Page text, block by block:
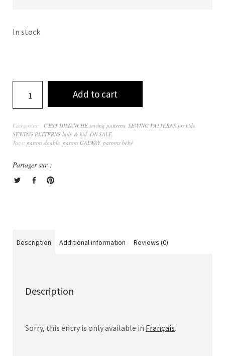
In stock
Add to cart
Categories: , C'EST DIMANCHE sewing patterns, SEWING PATTERNS for kids,
SEWING PATTERNS lady & kid, ON SALE,
Tags: patron double, patron GALWAY, patrons bébé
Partager sur :
Description Additional information Reviews (0)
Description
Sorry, this entry is only available in Français.